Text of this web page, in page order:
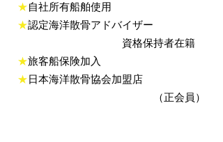
★自社所有船舶使用
★認定海洋散骨アドバイザー
資格保持者在籍
★旅客船保険加入
★日本海洋散骨協会加盟店
（正会員）